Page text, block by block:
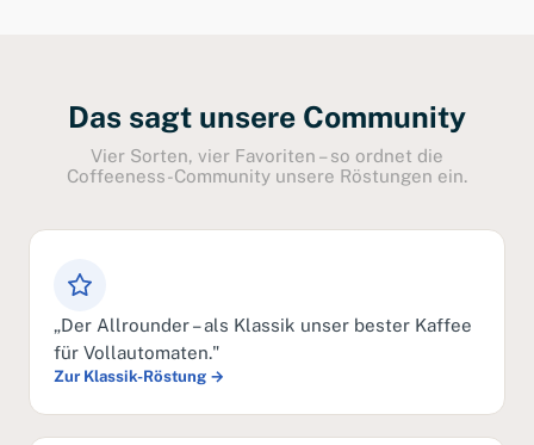
Das sagt unsere Community
Vier Sorten, vier Favoriten – so ordnet die
Coffeeness-Community unsere Röstungen ein.
„Der Allrounder – als Klassik unser bester Kaffee
für Vollautomaten."
Zur Klassik-Röstung →